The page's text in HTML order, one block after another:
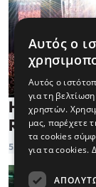
Η Allwyn
Release
5.8.2026
Αυτός ο
Αυτός ο
για τη
χρηστών.
μας, παρέχετε
τα cookies
για τα cookies.